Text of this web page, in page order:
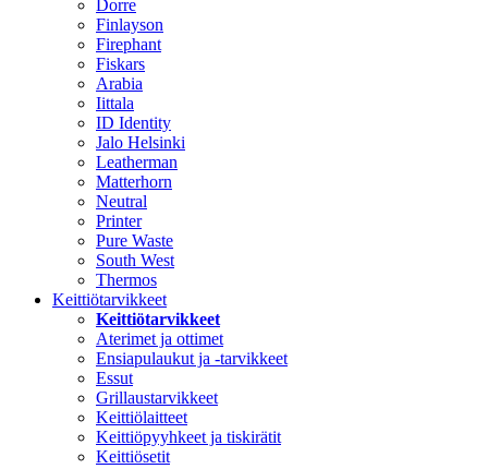
Dorre
Finlayson
Firephant
Fiskars
Arabia
Iittala
ID Identity
Jalo Helsinki
Leatherman
Matterhorn
Neutral
Printer
Pure Waste
South West
Thermos
Keittiötarvikkeet
Keittiötarvikkeet
Aterimet ja ottimet
Ensiapulaukut ja -tarvikkeet
Essut
Grillaustarvikkeet
Keittiölaitteet
Keittiöpyyhkeet ja tiskirätit
Keittiösetit